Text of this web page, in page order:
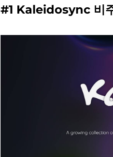
#1 Kaleidosync 비